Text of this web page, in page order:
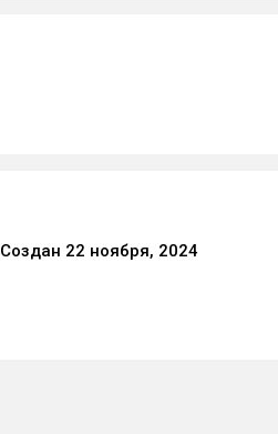
Создан 22 ноября, 2024